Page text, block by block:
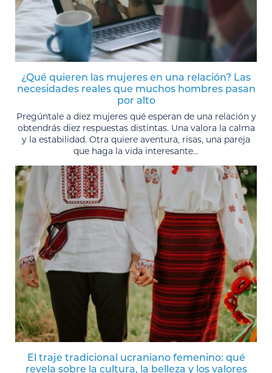
¿Qué quieren las mujeres en una relación? Las
necesidades reales que muchos hombres pasan
por alto
Pregúntale a diez mujeres qué esperan de una relación y
obtendrás diez respuestas distintas. Una valora la calma
y la estabilidad. Otra quiere aventura, risas, una pareja
que haga la vida interesante...
El traje tradicional ucraniano femenino: qué
revela sobre la cultura, la belleza y los valores